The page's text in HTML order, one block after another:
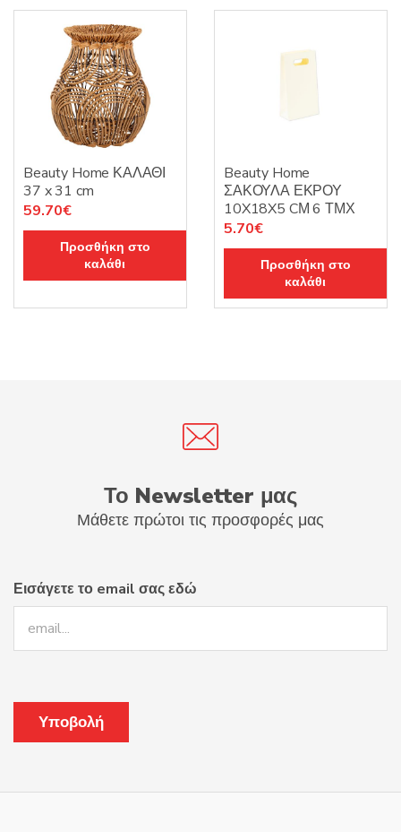
Beauty Home ΚΑΛΑΘΙ
37 x 31 cm
59.70€
Προσθήκη στο
καλάθι
Beauty Home
ΣΑΚΟΥΛΑ ΕΚΡΟΥ
10X18X5 CΜ 6 ΤΜΧ
5.70€
Προσθήκη στο
καλάθι
Το Newsletter μας
Μάθετε πρώτοι τις προσφορές μας
Εισάγετε το email σας εδώ